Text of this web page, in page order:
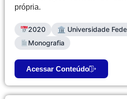
própria.
2020
🏛 Universidade
Monografia
Acessar Conteúdo